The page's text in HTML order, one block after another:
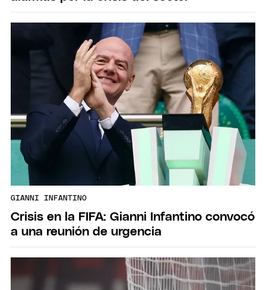
GIANNI INFANTINO
Crisis en la FIFA: Gianni Infantino convocó
a una reunión de urgencia